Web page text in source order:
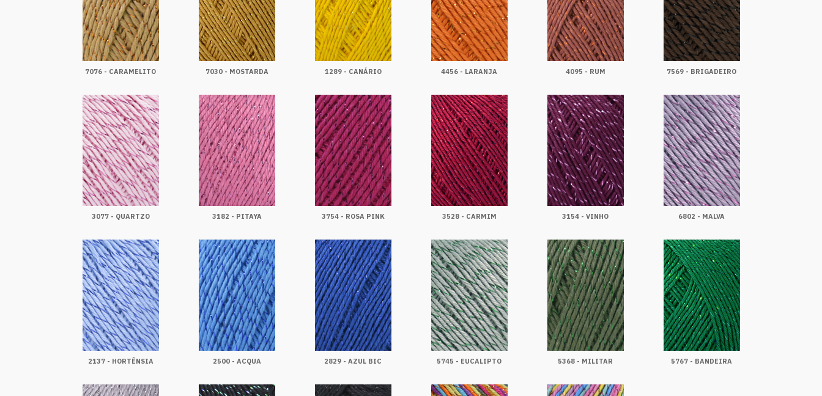
7076 - CARAMELITO 7030 - MOSTARDA 1289 - CANÁRIO 4456 - LARANJA 4095 - RUM 7569 - BRIGADEIRO
3077 - QUARTZO 3182 - PITAYA 3754 - ROSA PINK 3528 - CARMIM 3154 - VINHO 6802 - MALVA
2137 - HORTÊNSIA 2500 - ACQUA 2829 - AZUL BIC 5745 - EUCALIPTO 5368 - MILITAR 5767 - BANDEIRA